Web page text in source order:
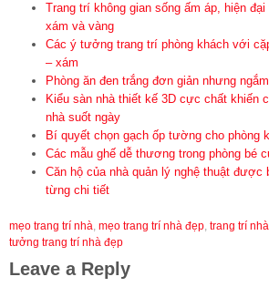
Trang trí không gian sống ấm áp, hiện
xám và vàng
Các ý tưởng trang trí phòng khách với
– xám
Phòng ăn đen trắng đơn giản nhưng
Kiểu sàn nhà thiết kế 3D cực chất khiến
nhà suốt ngày
Bí quyết chọn gạch ốp tường cho phòng
Các mẫu ghế dễ thương trong phòng bé
Căn hộ của nhà quản lý nghệ thuật được
từng chi tiết
mẹo trang trí nhà, mẹo trang trí nhà đẹp, trang trí nhà
tưởng trang trí nhà đẹp
Leave a Reply